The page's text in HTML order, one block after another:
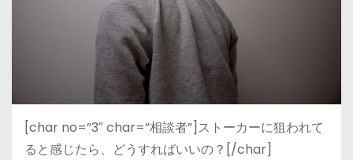
[char no=”3″ char=”相談者”]ストーカーに狙われて
ると感じたら、どうすればいいの？[/char]